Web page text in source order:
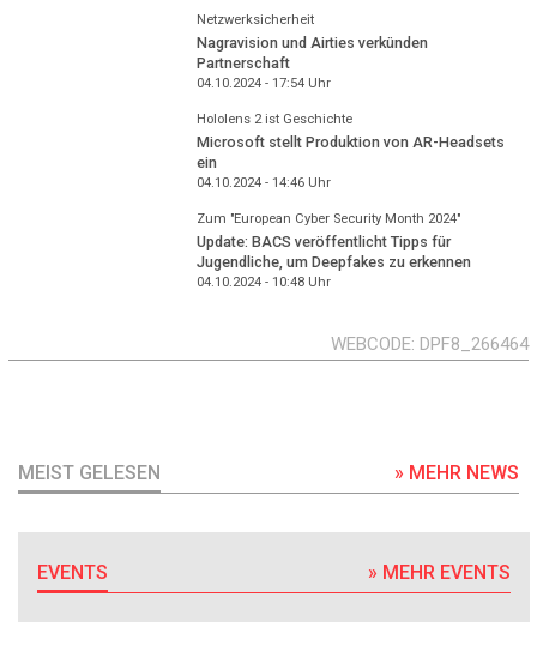
Netzwerksicherheit
Nagravision und Airties verkünden
Partnerschaft
04.10.2024 - 17:54Uhr
Hololens 2 ist Geschichte
Microsoft stellt Produktion von AR-Headsets
ein
04.10.2024 - 14:46Uhr
Zum "European Cyber Security Month 2024"
Update: BACS veröffentlicht Tipps für
Jugendliche, um Deepfakes zu erkennen
04.10.2024 - 10:48Uhr
WEBCODE DPF8_266464
MEIST GELESEN » MEHR NEWS
EVENTS » MEHR EVENTS